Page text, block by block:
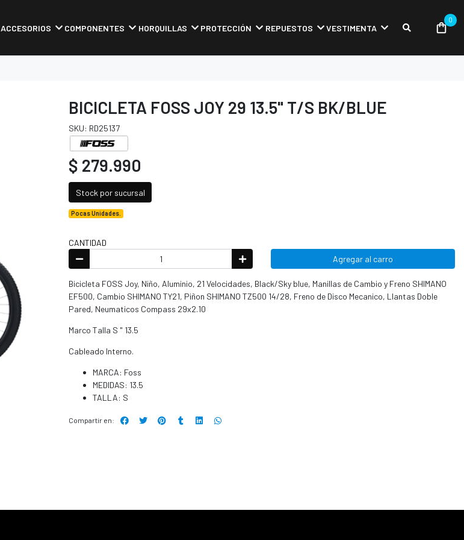
ACCESORIOS COMPONENTES HORQUILLAS PROTECCIÓN REPUESTOS VESTIMENTA
0
BICICLETA FOSS JOY 29 13.5" T/S BK/BLUE
SKU: RD25137
$ 279.990
Stock por sucursal
Pocas Unidades.
CANTIDAD
Agregar al carro
Bicicleta FOSS Joy, Niño, Aluminio, 21 Velocidades, Black/Sky blue, Manillas de Cambio y Freno SHIMANO
EF500, Cambio SHIMANO TY21, Piñon SHIMANO TZ500 14/28, Freno de Disco Mecanico, Llantas Doble
Pared, Neumaticos Compass 29x2.10
Marco Talla S " 13.5
Cableado Interno.
MARCA: Foss
MEDIDAS: 13.5
TALLA: S
Compartir en: